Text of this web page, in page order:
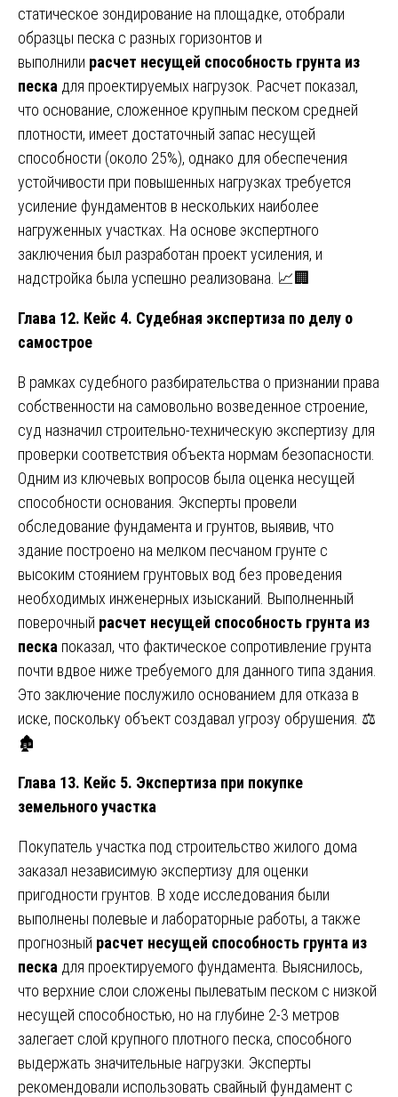
статическое зондирование на площадке, отобрали
образцы песка с разных горизонтов и
выполнили расчет несущей способность грунта из
песка для проектируемых нагрузок. Расчет показал,
что основание, сложенное крупным песком средней
плотности, имеет достаточный запас несущей
способности (около 25%), однако для обеспечения
устойчивости при повышенных нагрузках требуется
усиление фундаментов в нескольких наиболее
нагруженных участках. На основе экспертного
заключения был разработан проект усиления, и
надстройка была успешно реализована. 📈🏢
Глава 12. Кейс 4. Судебная экспертиза по делу о
самострое
В рамках судебного разбирательства о признании права
собственности на самовольно возведенное строение,
суд назначил строительно-техническую экспертизу для
проверки соответствия объекта нормам безопасности.
Одним из ключевых вопросов была оценка несущей
способности основания. Эксперты провели
обследование фундамента и грунтов, выявив, что
здание построено на мелком песчаном грунте с
высоким стоянием грунтовых вод без проведения
необходимых инженерных изысканий. Выполненный
поверочный расчет несущей способность грунта из
песка показал, что фактическое сопротивление грунта
почти вдвое ниже требуемого для данного типа здания.
Это заключение послужило основанием для отказа в
иске, поскольку объект создавал угрозу обрушения. ⚖️
🏚️
Глава 13. Кейс 5. Экспертиза при покупке
земельного участка
Покупатель участка под строительство жилого дома
заказал независимую экспертизу для оценки
пригодности грунтов. В ходе исследования были
выполнены полевые и лабораторные работы, а также
прогнозный расчет несущей способность грунта из
песка для проектируемого фундамента. Выяснилось,
что верхние слои сложены пылеватым песком с низкой
несущей способностью, но на глубине 2-3 метров
залегает слой крупного плотного песка, способного
выдержать значительные нагрузки. Эксперты
рекомендовали использовать свайный фундамент с